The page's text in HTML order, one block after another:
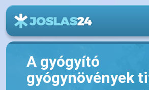
A gyógyító
gyógynövények